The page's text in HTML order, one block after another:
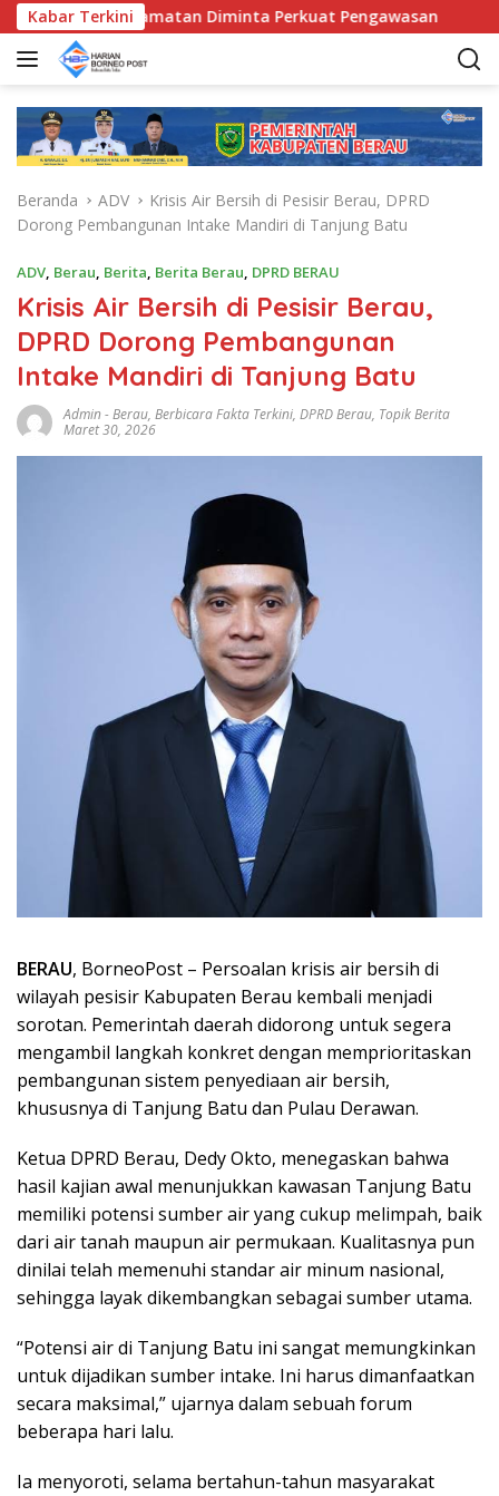
a
Kabar Terkini
Kecamatan Diminta Perkuat Pengawasan
Beranda ADV
Krisis Air Bersih di Pesisir Berau, DPRD
Dorong Pembangunan Intake Mandiri di Tanjung Batu
ADV, Berau, Berita, Berita Berau, DPRD BERAU
Krisis Air Bersih di Pesisir Berau,
DPRD Dorong Pembangunan
Intake Mandiri di Tanjung Batu
Admin-Berau, Berbicara Fakta Terkini, DPRD Berau, Topik Berita
Maret 30, 2026
BERAU, BorneoPost – Persoalan krisis air bersih di
wilayah pesisir Kabupaten Berau kembali menjadi
sorotan. Pemerintah daerah didorong untuk segera
mengambil langkah konkret dengan memprioritaskan
pembangunan sistem penyediaan air bersih,
khususnya di Tanjung Batu dan Pulau Derawan.
Ketua DPRD Berau, Dedy Okto, menegaskan bahwa
hasil kajian awal menunjukkan kawasan Tanjung Batu
memiliki potensi sumber air yang cukup melimpah, baik
dari air tanah maupun air permukaan. Kualitasnya pun
dinilai telah memenuhi standar air minum nasional,
sehingga layak dikembangkan sebagai sumber utama.
“Potensi air di Tanjung Batu ini sangat memungkinkan
untuk dijadikan sumber intake. Ini harus dimanfaatkan
secara maksimal,” ujarnya dalam sebuah forum
beberapa hari lalu.
Ia menyoroti, selama bertahun-tahun masyarakat